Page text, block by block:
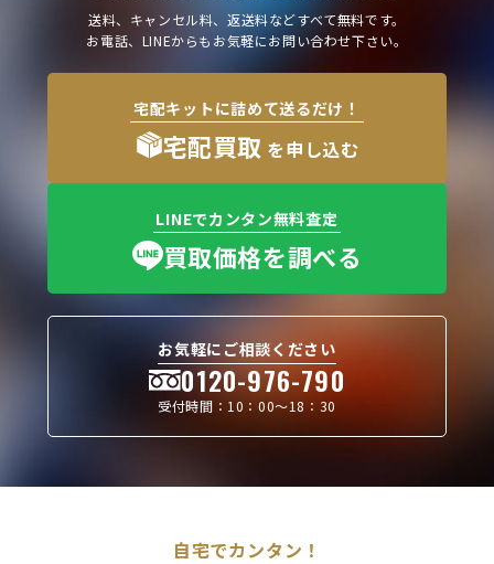
送料、キャンセル料、返送料などすべて無料です。
お電話、LINEからもお気軽にお問い合わせ下さい。
宅配キットに詰めて送るだけ！
宅配買取 を申し込む
LINEでカンタン無料査定
買取価格を調べる
お気軽にご相談ください
0120-976-790
受付時間：10：00〜18：30
自宅でカンタン！